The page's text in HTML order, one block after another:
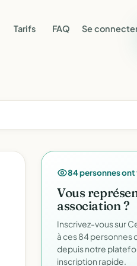
Tarifs FAQ Se
84 personnes
Vous
association ?
Inscrivez-vous sur
à ces 84 personnes
depuis notre
inscription rapide.